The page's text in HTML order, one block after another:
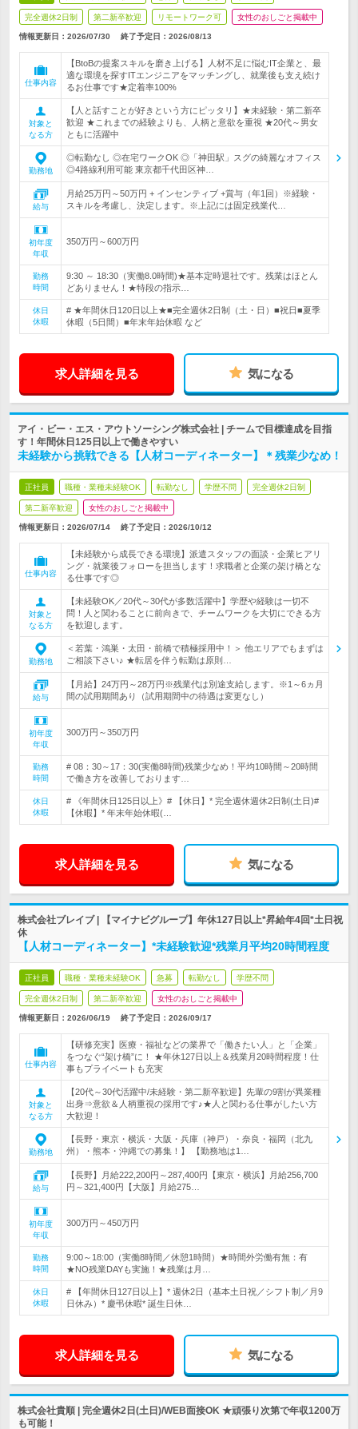
完全週休2日制 第二新卒歓迎 リモートワーク可 女性のおしごと掲載中
情報更新日：2026/07/30 終了予定日： 2026/08/13
仕事内容
【BtoBの提案スキルを磨き上げる】人材不足に悩むIT企業と、最
適な環境を探すITエンジニアをマッチングし、就業後も支え続け
るお仕事です★定着率100%
対象と
なる方
【人と話すことが好きという方にピッタリ】★未経験・第二新卒
歓迎 ★これまでの経験よりも、人柄と意欲を重視 ★20代～男女
ともに活躍中
勤務地
◎転勤なし ◎在宅ワークOK ◎「神田駅」スグの綺麗なオフィス
◎4路線利用可能 東京都千代田区神…
給与
月給25万円～50万円 + インセンティブ +賞与（年1回）※経験・
スキルを考慮し、決定します。※上記には固定残業代…
初年度
年収
350万円～600万円
勤務
時間
9:30 ～ 18:30（実働8.0時間)★基本定時退社です。残業はほとん
どありません！★特段の指示…
休日
休暇
# ★年間休日120日以上★■完全週休2日制（土・日）■祝日■夏季
休暇（5日間）■年末年始休暇 など
求人詳細を見る 気になる
アイ・ビー・エス・アウトソーシング株式会社 | チームで目標達成を目指
す！年間休日125日以上で働きやすい
未経験から挑戦できる【人材コーディネーター】＊残業少なめ！
正社員 職種・業種未経験OK 転勤なし 学歴不問 完全週休2日制
第二新卒歓迎 女性のおしごと掲載中
情報更新日：2026/07/14 終了予定日： 2026/10/12
仕事内容
【未経験から成長できる環境】派遣スタッフの面談・企業ヒアリ
ング・就業後フォローを担当します！求職者と企業の架け橋とな
る仕事です◎
対象と
なる方
【未経験OK／20代～30代が多数活躍中】学歴や経験は一切不
問！人と関わることに前向きで、チームワークを大切にできる方
を歓迎します。
勤務地
＜若葉・鴻巣・太田・前橋で積極採用中！＞ 他エリアでもまずは
ご相談下さい♪ ★転居を伴う転勤は原則…
給与
【月給】24万円～28万円※残業代は別途支給します。※1～6ヵ月
間の試用期間あり（試用期間中の待遇は変更なし）
初年度
年収
300万円～350万円
勤務
時間
# 08：30～17：30(実働8時間)残業少なめ！平均10時間～20時間
で働き方を改善しております…
休日
休暇
# 《年間休日125日以上》# 【休日】* 完全週休週休2日制(土日)#
【休暇】* 年末年始休暇(…
求人詳細を見る 気になる
株式会社ブレイブ | 【マイナビグループ】年休127日以上*昇給年4回*土日祝
休
【人材コーディネーター】*未経験歓迎*残業月平均20時間程度
正社員 職種・業種未経験OK 急募 転勤なし 学歴不問
完全週休2日制 第二新卒歓迎 女性のおしごと掲載中
情報更新日：2026/06/19 終了予定日： 2026/09/17
仕事内容
【研修充実】医療・福祉などの業界で「働きたい人」と「企業」
をつなぐ“架け橋”に！ ★年休127日以上＆残業月20時間程度！仕
事もプライベートも充実
対象と
なる方
【20代～30代活躍中/未経験・第二新卒歓迎】先輩の9割が異業種
出身⇒意欲＆人柄重視の採用です♪★人と関わる仕事がしたい方
大歓迎！
勤務地
【長野・東京・横浜・大阪・兵庫（神戸）・奈良・福岡（北九
州）・熊本・沖縄での募集！】 【勤務地は1…
給与
【長野】月給222,200円～287,400円【東京・横浜】月給256,700
円～321,400円【大阪】月給275…
初年度
年収
300万円～450万円
勤務
時間
9:00～18:00（実働8時間／休憩1時間）★時間外労働有無：有
★NO残業DAYも実施！★残業は月…
休日
休暇
# 【年間休日127日以上】* 週休2日（基本土日祝／シフト制／月9
日休み）* 慶弔休暇* 誕生日休…
求人詳細を見る 気になる
株式会社貴順 | 完全週休2日(土日)/WEB面接OK ★頑張り次第で年収1200万
も可能！